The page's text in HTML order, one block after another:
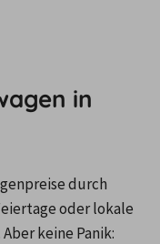
in
durch
oder lokale
keine Panik: